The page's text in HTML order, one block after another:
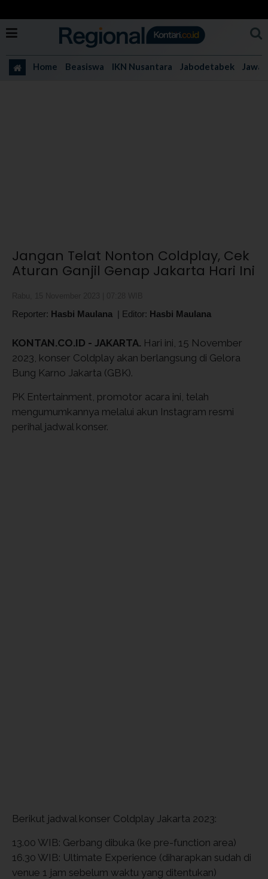
Home Beasiswa IKN Nusantara Jabodetabek Jawa
Jangan Telat Nonton Coldplay, Cek
Aturan Ganjil Genap Jakarta Hari Ini
Reporter: Hasbi Maulana | Editor: Hasbi Maulana
KONTAN.CO.ID - JAKARTA. Hari ini, 15 November
2023, konser Coldplay akan berlangsung di Gelora
Bung Karno Jakarta (GBK).
PK Entertainment, promotor acara ini, telah
mengumumkannya melalui akun Instagram resmi
perihal jadwal konser.
Berikut jadwal konser Coldplay Jakarta 2023:
13.00 WIB: Gerbang dibuka (ke pre-function area)
16.30 WIB: Ultimate Experience (diharapkan sudah di
venue 1 jam sebelum waktu yang ditentukan)